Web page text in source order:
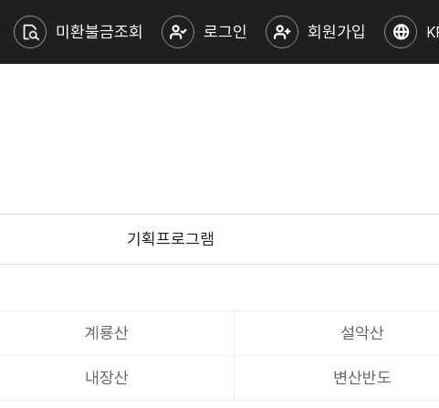
미환불금조회 로그인 회원가입
기획프로그램
계룡산 설악산
내장산 변산반도